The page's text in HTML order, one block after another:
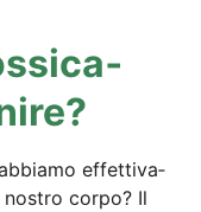
effet­ti­va­
cor­po? Il